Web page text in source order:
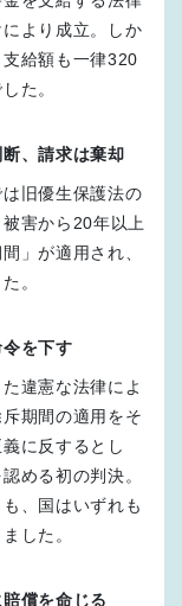
より成立。しか
給額も一律320
た。
、請求は棄却
旧優生保護法の
害から20年以上
」が適用され、
。
を下す
違憲な法律によ
期間の適用をそ
に反するとし
める初の判決。
、国はいずれも
した。
償を命じる